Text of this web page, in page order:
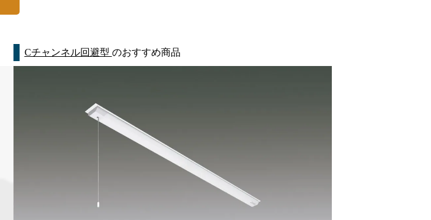
Cチャンネル回避型 のおすすめ商品